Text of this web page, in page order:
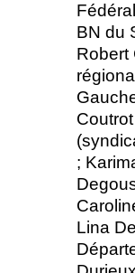
BN du
Robert
;
Lina